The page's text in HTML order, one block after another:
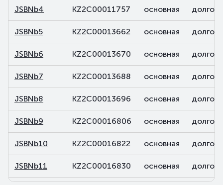
JSBNb4 KZ2C00011757 основная
JSBNb5 KZ2C00013662 основная
JSBNb6 KZ2C00013670 основная
JSBNb7 KZ2C00013688 основная
JSBNb8 KZ2C00013696 основная
JSBNb9 KZ2C00016806 основная
JSBNb10 KZ2C00016822 основная
JSBNb11 KZ2C00016830 основная